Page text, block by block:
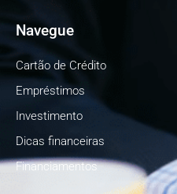
Navegue
Cartão de Crédito
Empréstimos
Investimento
Dicas financeiras
Financiamentos